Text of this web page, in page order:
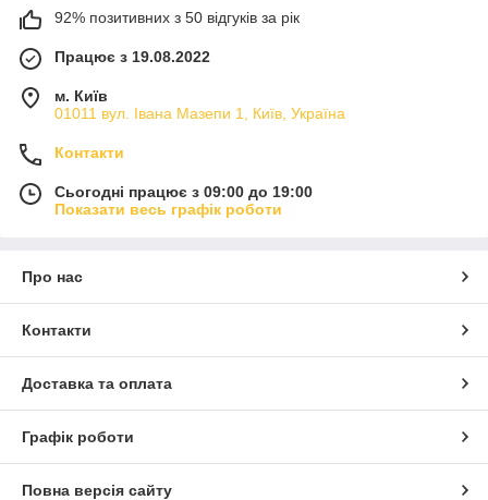
92% позитивних з 50 відгуків за рік
Працює з 19.08.2022
м. Київ
01011 вул. Івана Мазепи 1, Київ, Україна
Контакти
Сьогодні працює з 09:00 до 19:00
Показати весь графік роботи
Про нас
Контакти
Доставка та оплата
Графік роботи
Повна версія сайту